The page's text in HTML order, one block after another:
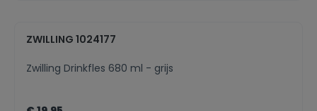
ZWILLING 1024177
Zwilling Drinkfles 680 ml - grijs